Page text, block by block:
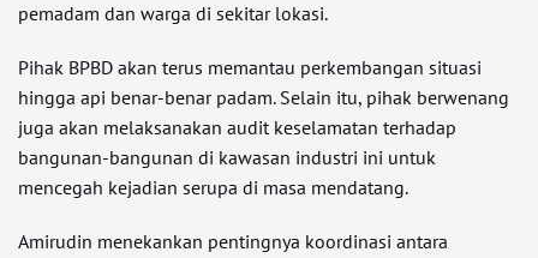
pemadam dan warga di sekitar lokasi.
Pihak BPBD akan terus memantau perkembangan situasi
hingga api benar-benar padam. Selain itu, pihak berwenang
juga akan melaksanakan audit keselamatan terhadap
bangunan-bangunan di kawasan industri ini untuk
mencegah kejadian serupa di masa mendatang.
Amirudin menekankan pentingnya koordinasi antara